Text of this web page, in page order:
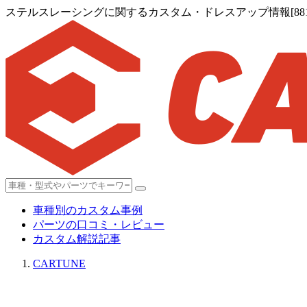
ステルスレーシングに関するカスタム・ドレスアップ情報
車種別のカスタム事例
パーツの口コミ・レビュー
カスタム解説記事
CARTUNE